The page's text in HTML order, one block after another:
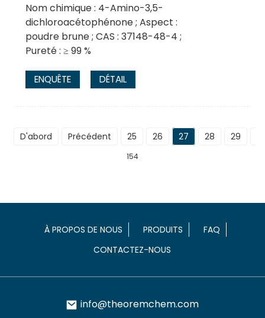
Nom chimique : 4-Amino-3,5-
dichloroacétophénone ; Aspect :
poudre brune ; CAS : 37148-48-4 ;
Pureté : ≥ 99 %
ENQUÊTE DÉTAIL
D'abord Précédent 25 26 27 28 29
154
À PROPOS DE NOUS PRODUITS
FAQ
CONTACTEZ-NOUS
info@theoremchem.com